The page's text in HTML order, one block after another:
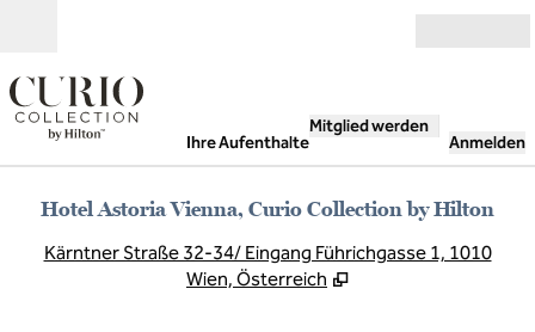
Ihre Aufenthalte
Mitglied werden
Anmelden
Hotel Astoria Vienna, Curio Collection by Hilton
Kärntner Straße 32-34/ Eingang Führichgasse 1, 1010
Wien, Österreich